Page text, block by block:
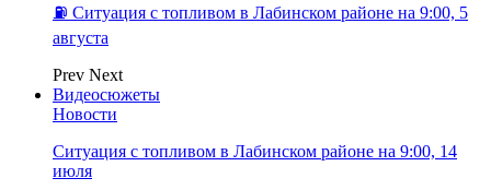
⛽️ Ситуация с топливом в Лабинском районе на 9:00, 5
августа
Prev Next
Видеосюжеты
Новости
Ситуация с топливом в Лабинском районе на 9:00, 14
июля